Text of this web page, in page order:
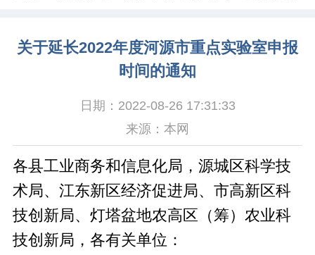
关于延长2022年度河源市重点实验室申报
时间的通知
日期：2022-08-26 17:31:33
来源：本网
各县工业商务和信息化局，源城区科学技
术局、江东新区经济促进局、市高新区科
技创新局、灯塔盆地农高区（筹）农业科
技创新局，各有关单位：